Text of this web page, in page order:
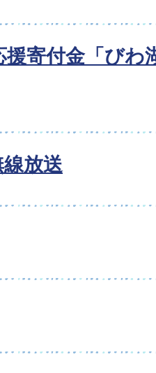
寄付金「びわ
線放送